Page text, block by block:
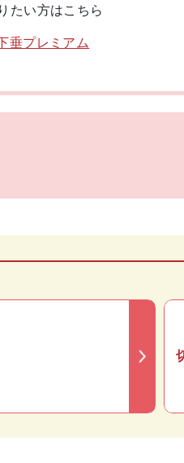
たい方はこちら
垂プレミアム